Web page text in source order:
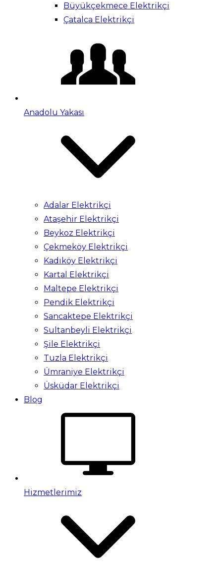
Büyükçekmece Elektrikçi
Çatalca Elektrikçi
Anadolu Yakası
Adalar Elektrikçi
Ataşehir Elektrikçi
Beykoz Elektrikçi
Çekmeköy Elektrikçi
Kadıköy Elektrikçi
Kartal Elektrikçi
Maltepe Elektrikçi
Pendik Elektrikçi
Sancaktepe Elektrikçi
Sultanbeyli Elektrikçi
Şile Elektrikçi
Tuzla Elektrikçi
Ümraniye Elektrikçi
Üsküdar Elektrikçi
Blog
Hizmetlerimiz